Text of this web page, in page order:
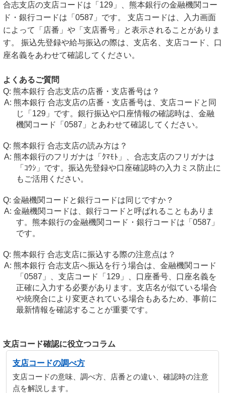
合志支店の支店コードは「129」、熊本銀行の金融機関コー
ド・銀行コードは「0587」です。 支店コードは、入力画面
によって「店番」や「支店番号」と表示されることがありま
す。 振込先登録や給与振込の際は、支店名、支店コード、口
座名義をあわせて確認してください。
よくあるご質問
熊本銀行 合志支店の店番・支店番号は？
熊本銀行 合志支店の店番・支店番号は、支店コードと同
じ「129」です。銀行振込や口座情報の確認時は、金融
機関コード「0587」とあわせて確認してください。
熊本銀行 合志支店の読み方は？
熊本銀行のフリガナは「ｸﾏﾓﾄ」、合志支店のフリガナは
「ｺｳｼ」です。振込先登録や口座確認時の入力ミス防止に
もご活用ください。
金融機関コードと銀行コードは同じですか？
金融機関コードは、銀行コードと呼ばれることもありま
す。熊本銀行の金融機関コード・銀行コードは「0587」
です。
熊本銀行 合志支店に振込する際の注意点は？
熊本銀行 合志支店へ振込を行う場合は、金融機関コード
「0587」、支店コード「129」、口座番号、口座名義を
正確に入力する必要があります。支店名が似ている場合
や統廃合により変更されている場合もあるため、事前に
最新情報を確認することが重要です。
支店コード確認に役立つコラム
支店コードの調べ方
支店コードの意味、調べ方、店番との違い、確認時の注意
点を解説します。